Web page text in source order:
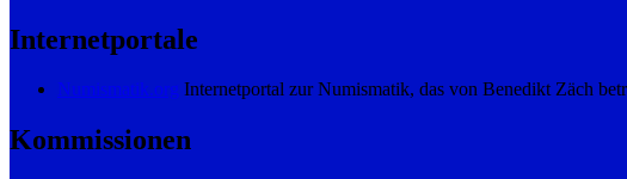
Internetportale
Numismatik.org Internetportal zur Numismatik, das von Benedikt Zäch
Kommissionen